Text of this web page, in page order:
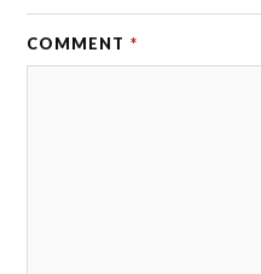
COMMENT *